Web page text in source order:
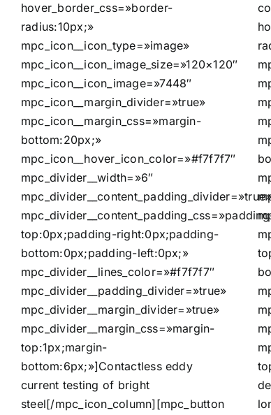
hover_border_css=»border-
radius:10px;»
mpc_icon__icon_type=»image»
mpc_icon__icon_image_size=»120×120″
mpc_icon__icon_image=»7448″
mpc_icon__margin_divider=»true»
mpc_icon__margin_css=»margin-
bottom:20px;»
mpc_icon__hover_icon_color=»#f7f7f7″
mpc_divider__width=»6″
top:0px;padding-right:0px;padding-
bottom:0px;padding-left:0px;»
mpc_divider__lines_color=»#f7f7f7″
mpc_divider__padding_divider=»true»
mpc_divider__margin_divider=»true»
mpc_divider__margin_css=»margin-
top:1px;margin-
bottom:6px;»]Contactless eddy
current testing of bright
steel[/mpc_icon_column][mpc_button